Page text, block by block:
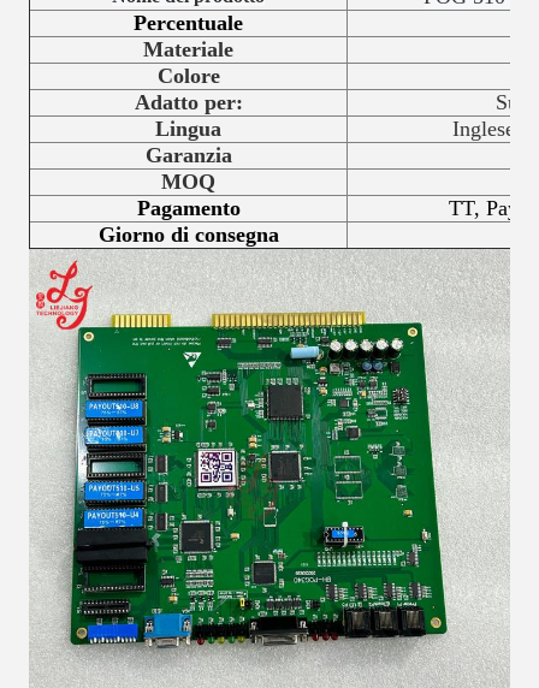
Percentuale
Materiale
Colore
Adatto per:
Lingua
Inglese/
Garanzia
MOQ
Pagamento
TT,
Giorno di consegna